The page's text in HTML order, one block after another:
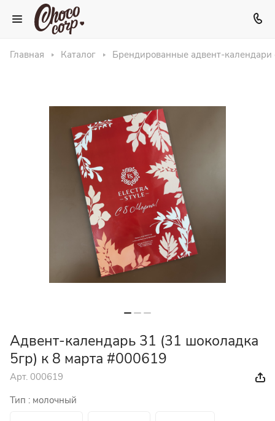
Главная Каталог Брендированные адвент-
Адвент-календарь 31 (31 шоколадка
5гр) к 8 марта #000619
Арт. 000619
Тип : молочный